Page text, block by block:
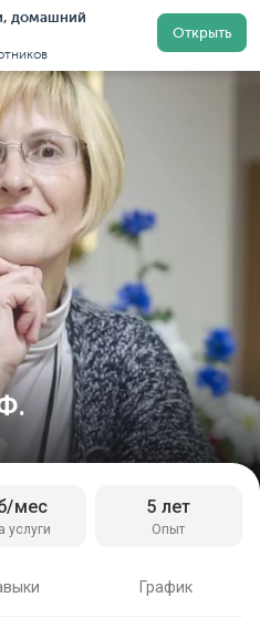
домашний
Открыть
Домработницы в Москве
услуги
мес
Опыт
5 лет
График